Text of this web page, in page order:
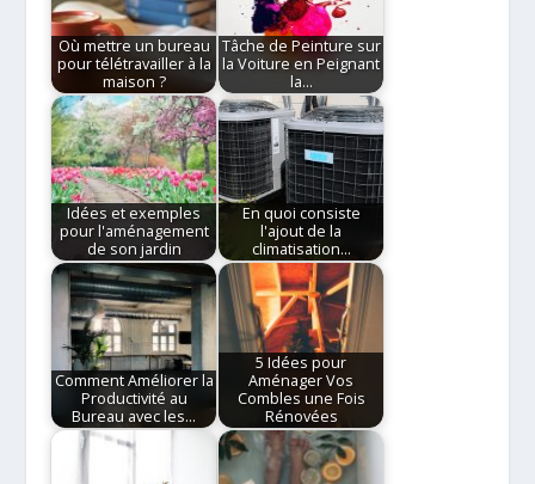
Où mettre un bureau
pour télétravailler à la
maison ?
Tâche de Peinture sur
la Voiture en Peignant
la…
Idées et exemples
pour l'aménagement
de son jardin
En quoi consiste
l'ajout de la
climatisation…
Comment Améliorer la
Productivité au
Bureau avec les…
5 Idées pour
Aménager Vos
Combles une Fois
Rénovées